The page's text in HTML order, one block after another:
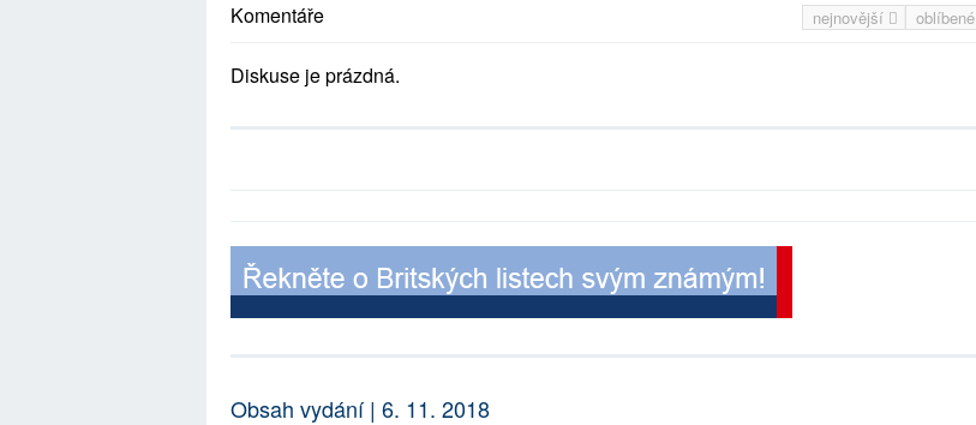
nejnovější oblíbené
Komentáře
Diskuse je prázdná.
Obsah vydání | 6. 11. 2018